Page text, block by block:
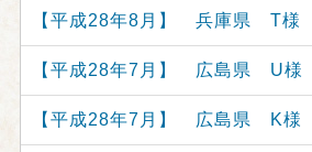
【平成28年8月】 兵庫県 T様
【平成28年7月】 広島県 U様
【平成28年7月】 広島県 K様